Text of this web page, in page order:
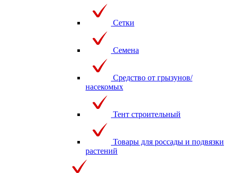
Сетки
Семена
Средство от грызунов/
насекомых
Тент строительный
Товары для россады и подвязки
растений